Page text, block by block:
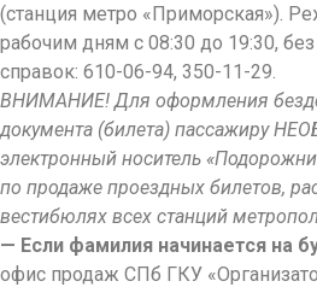
(станция метро «Приморская»).
рабочим дням с 08:30 до 19:30,
справок: 610-06-94, 350-11-29.
ВНИМАНИЕ! Для оформления
документа (билета) пассажиру
электронный носитель
по продаже проездных билетов,
вестибюлях всех станций
— Если фамилия начинается на
офис продаж СПб ГКУ